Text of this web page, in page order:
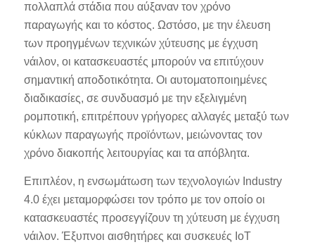
πολλαπλά στάδια που αύξαναν τον χρόνο
παραγωγής και το κόστος. Ωστόσο, με την έλευση
των προηγμένων τεχνικών χύτευσης με έγχυση
νάιλον, οι κατασκευαστές μπορούν να επιτύχουν
σημαντική αποδοτικότητα. Οι αυτοματοποιημένες
διαδικασίες, σε συνδυασμό με την εξελιγμένη
ρομποτική, επιτρέπουν γρήγορες αλλαγές μεταξύ των
κύκλων παραγωγής προϊόντων, μειώνοντας τον
χρόνο διακοπής λειτουργίας και τα απόβλητα.
Επιπλέον, η ενσωμάτωση των τεχνολογιών Industry
4.0 έχει μεταμορφώσει τον τρόπο με τον οποίο οι
κατασκευαστές προσεγγίζουν τη χύτευση με έγχυση
νάιλον. Έξυπνοι αισθητήρες και συσκευές IoT